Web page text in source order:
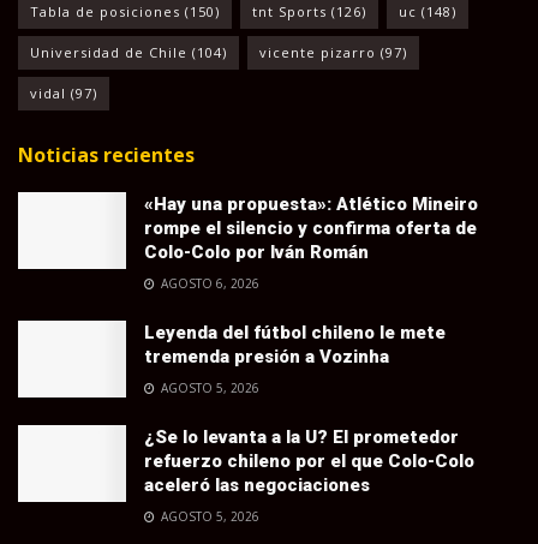
Tabla de posiciones (150) tnt Sports (126) uc (148)
Universidad de Chile (104) vicente pizarro (97)
vidal (97)
Noticias recientes
«Hay una propuesta»: Atlético Mineiro
rompe el silencio y confirma oferta de
Colo-Colo por Iván Román
AGOSTO 6, 2026
Leyenda del fútbol chileno le mete
tremenda presión a Vozinha
AGOSTO 5, 2026
¿Se lo levanta a la U? El prometedor
refuerzo chileno por el que Colo-Colo
aceleró las negociaciones
AGOSTO 5, 2026